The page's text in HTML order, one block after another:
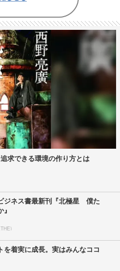
求できる環境の作り方とは
ジネス書最新刊『北極星 僕た
を着実に成長。実はみんなココ